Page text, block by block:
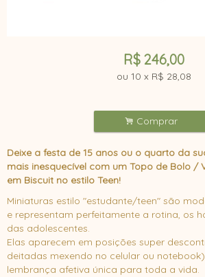
R$ 246,00
ou 10 x R$ 28,08
. Comprar
Deixe a festa de 15 anos ou o quarto da
mais inesquecível com um Topo de Bolo /
em Biscuit no estilo Teen!
Miniaturas estilo "estudante/teen" são
e representam perfeitamente a rotina, os
das adolescentes.
Elas aparecem em posições super
deitadas mexendo no celular ou
lembrança afetiva única para toda a vida.